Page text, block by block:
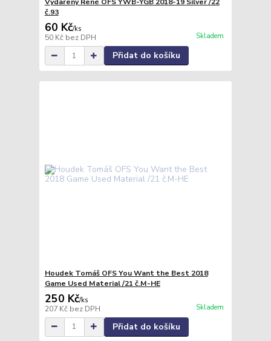
č.93
60 Kč/ks
50 Kč bez DPH Skladem
Přidat do košíku
Houdek Tomáš OFS You Want the Best 2018
Game Used Material /21 č.M-HE
250 Kč/ks
207 Kč bez DPH Skladem
Přidat do košíku